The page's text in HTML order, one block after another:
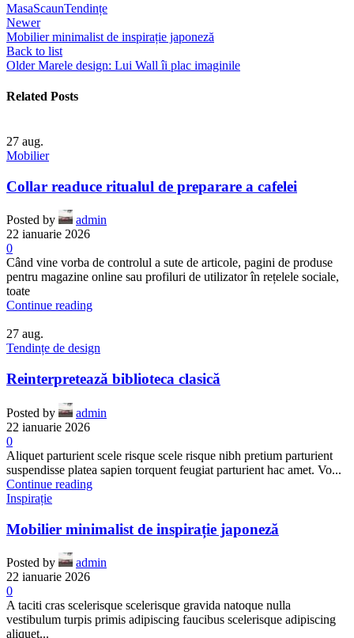
MasaScaunTendințe
Newer
Mobilier minimalist de inspirație japoneză
Back to list
Older Marele design: Lui Wall îi plac imaginile
Related Posts
27 aug.
Mobilier
Collar readuce ritualul de preparare a cafelei
Posted by
admin
22 ianuarie 2026
0
Când vine vorba de controlul a sute de articole, pagini de produse
pentru magazine online sau profiluri de utilizator în rețelele sociale,
toate
Continue reading
27 aug.
Tendințe de design
Reinterpretează biblioteca clasică
Posted by
admin
22 ianuarie 2026
0
Aliquet parturient scele risque scele risque nibh pretium parturient
suspendisse platea sapien torquent feugiat parturient hac amet. Vo...
Continue reading
Inspirație
Mobilier minimalist de inspirație japoneză
Posted by
admin
22 ianuarie 2026
0
A taciti cras scelerisque scelerisque gravida natoque nulla
vestibulum turpis primis adipiscing faucibus scelerisque adipiscing
aliquet...